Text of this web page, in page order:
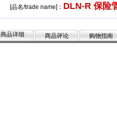
[品名/trade name]： DLN-R 保险
商品详细 商品评论 购物指南